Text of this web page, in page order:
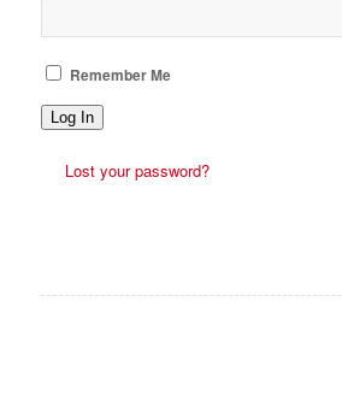
Remember Me
Log In
Lost your password?